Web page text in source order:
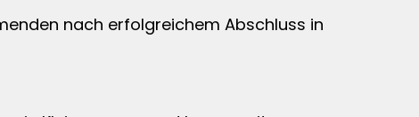
nach erfolgreichem Abschluss in